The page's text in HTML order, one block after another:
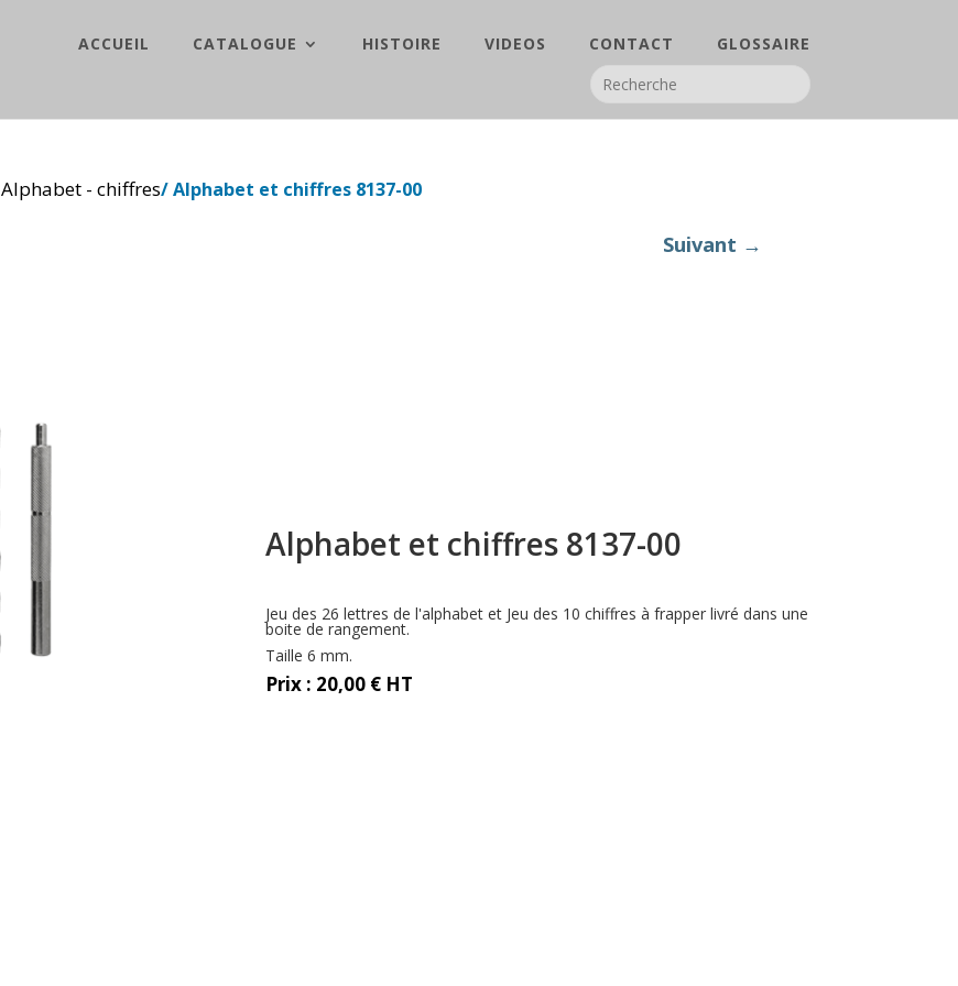
ACCUEIL CATALOGUE HISTOIRE VIDEOS CONTACT GLOSSAIRE
Alphabet - chiffres/ Alphabet et chiffres 8137-00
Suivant →
Alphabet et chiffres 8137-00
Jeu des 26 lettres de l'alphabet et Jeu des 10 chiffres à frapper livré dans une
boite de rangement.
Taille 6 mm.
Prix : 20,00 € HT